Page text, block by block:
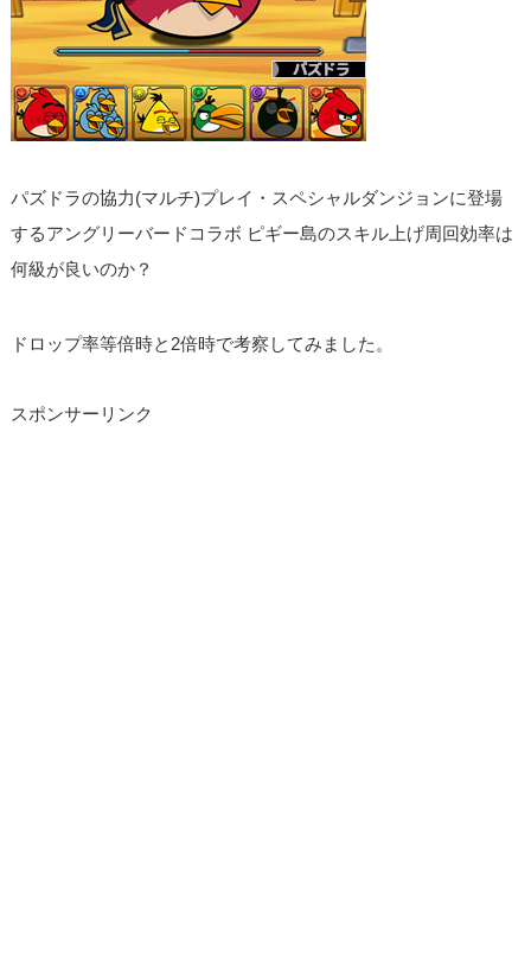
パズドラの協力(マルチ)プレイ・スペシャルダンジョンに登場
するアングリーバードコラボ ピギー島のスキル上げ周回効率は
何級が良いのか？
ドロップ率等倍時と2倍時で考察してみました。
スポンサーリンク